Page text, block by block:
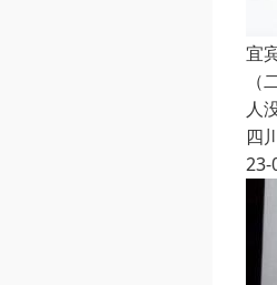
宜
人
四
23-